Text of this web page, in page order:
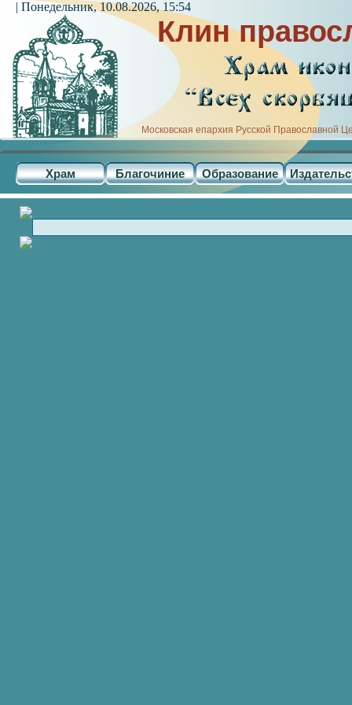
Клин
Московская епархия Русской Православной
Храм Благочиние Образование
| Понедельник, 10.08.2026, 15:54